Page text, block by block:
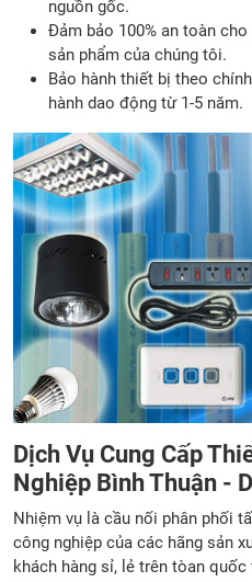
nguồn gốc.
Đảm bảo 100% an toàn
sản phẩm của chúng tôi.
Bảo hành thiết bị theo
hành dao động từ 1-5 năm.
Dịch Vụ Cung Cấp
Nghiệp Bình Thuận -
Nhiệm vụ là cầu nối phân phối
công nghiệp của các hãng sản
khách hàng sỉ, lẻ trên tòan